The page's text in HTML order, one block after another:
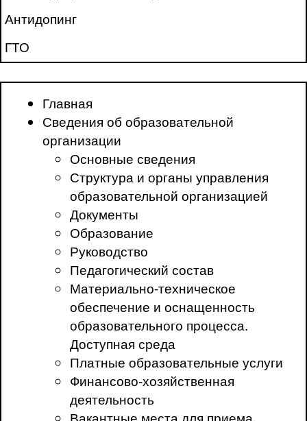
Антидопинг
ГТО
Главная
Сведения об образовательной
организации
Основные сведения
Структура и органы управления
образовательной организацией
Документы
Образование
Руководство
Педагогический состав
Материально-техническое
обеспечение и оснащенность
образовательного процесса.
Доступная среда
Платные образовательные услуги
Финансово-хозяйственная
деятельность
Вакантные места для приема